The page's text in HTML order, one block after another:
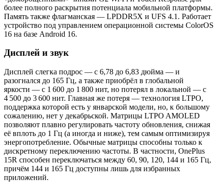
более полного раскрытия потенциала мобильной платформы.
Память также флагманская — LPDDR5X и UFS 4.1. Работает
устройство под управлением операционной системы ColorOS
16 на базе Android 16.
Дисплей и звук
Дисплей слегка подрос — с 6,78 до 6,83 дюйма — и
разогнался до 165 Гц, а также приобрёл в глобальной
яркости — с 1 600 до 1 800 нит, но потерял в локальной — с
4 500 до 3 600 нит. Главная же потеря — технология LTPO,
поддержка которой есть у январской модели, но, к большому
сожалению, нет у декабрьской. Матрицы LTPO AMOLED
позволяют плавно регулировать частоту обновления, снижая
её вплоть до 1 Гц (а иногда и ниже), тем самым оптимизируя
энергопотребление. Обычные матрицы способны только к
дискретному переключению частоты. В частности, OnePlus
15R способен переключаться между 60, 90, 120, 144 и 165 Гц,
причём 144 и 165 Гц доступны лишь для избранных
приложений.